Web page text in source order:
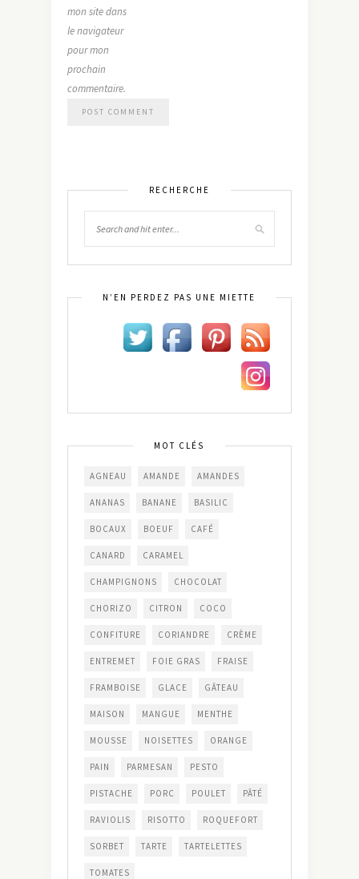
mon site dans
le navigateur
pour mon
prochain
commentaire.
RECHERCHE
N’EN PERDEZ PAS UNE MIETTE
MOT CLÉS
AGNEAU AMANDE AMANDES
ANANAS BANANE BASILIC
BOCAUX BOEUF CAFÉ
CANARD CARAMEL
CHAMPIGNONS CHOCOLAT
CHORIZO CITRON COCO
CONFITURE CORIANDRE CRÈME
ENTREMET FOIE GRAS FRAISE
FRAMBOISE GLACE GÂTEAU
MAISON MANGUE MENTHE
MOUSSE NOISETTES ORANGE
PAIN PARMESAN PESTO
PISTACHE PORC POULET PÂTÉ
RAVIOLIS RISOTTO ROQUEFORT
SORBET TARTE TARTELETTES
TOMATES